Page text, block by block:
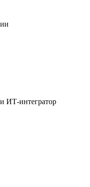
ИТ-интегратор